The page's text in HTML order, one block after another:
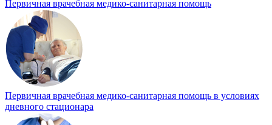
Первичная врачебная медико-санитарная помощь
Первичная врачебная медико-санитарная помощь в условиях
дневного стационара